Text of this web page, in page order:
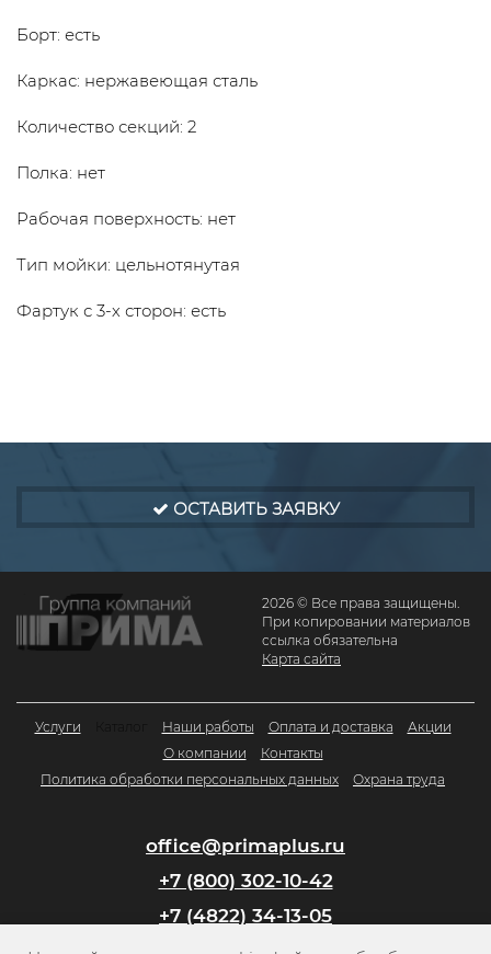
Борт: есть
Каркас: нержавеющая сталь
Количество секций: 2
Полка: нет
Рабочая поверхность: нет
Тип мойки: цельнотянутая
Фартук с 3-х сторон: есть
ОСТАВИТЬ ЗАЯВКУ
2026 © Все права защищены.
При копировании материалов
ссылка обязательна
Карта сайта
Услуги Наши работы Оплата и доставка
Акции
О компании
Контакты
Политика обработки персональных данных
Охрана труда
office@primaplus.ru
+7 (800) 302-10-42
+7 (4822) 34-13-05